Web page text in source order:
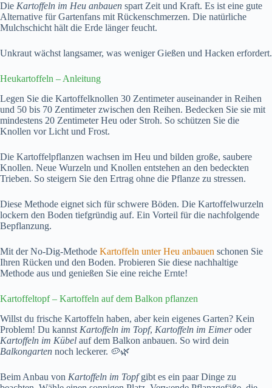
Die Kartoffeln im Heu anbauen spart Zeit und Kraft. Es ist eine gute
Alternative für Gartenfans mit Rückenschmerzen. Die natürliche
Mulchschicht hält die Erde länger feucht.
Unkraut wächst langsamer, was weniger Gießen und Hacken erfordert.
Heukartoffeln – Anleitung
Legen Sie die Kartoffelknollen 30 Zentimeter auseinander in Reihen
und 50 bis 70 Zentimeter zwischen den Reihen. Bedecken Sie sie mit
mindestens 20 Zentimeter Heu oder Stroh. So schützen Sie die
Knollen vor Licht und Frost.
Die Kartoffelpflanzen wachsen im Heu und bilden große, saubere
Knollen. Neue Wurzeln und Knollen entstehen an den bedeckten
Trieben. So steigern Sie den Ertrag ohne die Pflanze zu stressen.
Diese Methode eignet sich für schwere Böden. Die Kartoffelwurzeln
lockern den Boden tiefgründig auf. Ein Vorteil für die nachfolgende
Bepflanzung.
Mit der No-Dig-Methode Kartoffeln unter Heu anbauen schonen Sie
Ihren Rücken und den Boden. Probieren Sie diese nachhaltige
Methode aus und genießen Sie eine reiche Ernte!
Kartoffeltopf – Kartoffeln auf dem Balkon pflanzen
Willst du frische Kartoffeln haben, aber kein eigenes Garten? Kein
Problem! Du kannst Kartoffeln im Topf, Kartoffeln im Eimeroder
Kartoffeln im Kübel auf dem Balkon anbauen. So wird dein
Balkongarten noch leckerer. 🥔🌿
Beim Anbau von Kartoffeln im Topfgibt es ein paar Dinge zu